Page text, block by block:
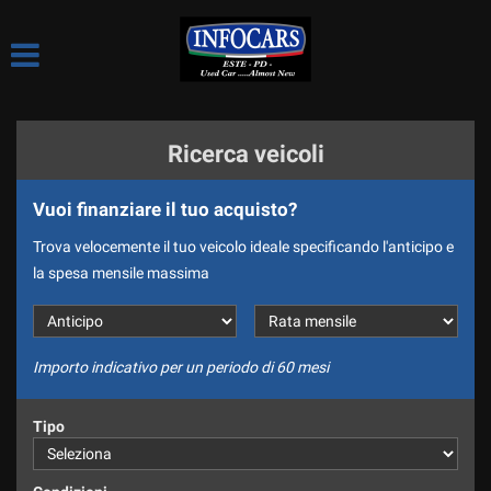
LE NOSTRE SEDI
COME LAVORIAMO
CI PRESENTIAMO
DIVISIONE NOLEGGIO
DICONO DI NOI
Ricerca veicoli
Vuoi finanziare il tuo acquisto?
Trova velocemente il tuo veicolo ideale specificando l'anticipo e
la spesa mensile massima
Importo indicativo per un periodo di 60 mesi
Tipo
tue
consenso
pannello
consente
di
esprimere
preferenze
alle
tecnologie